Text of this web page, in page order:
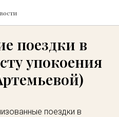
поездки в
упокоения
поездки в